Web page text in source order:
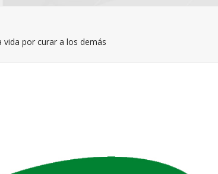
vida por curar a los demás